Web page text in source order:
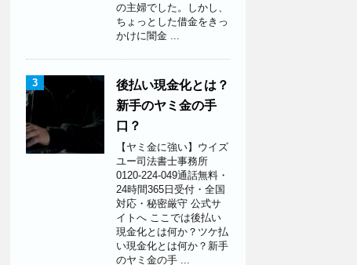
の主婦でした。しかし、
ちょっとした借金をきっ
かけに闇金 ...
3
後払い現金化とは？
新手のヤミ金の手
口？
【ヤミ金に強い】ウイズ
ユー司法書士事務所
0120-224-049通話無料・
24時間365日受付・全国
対応・秘密厳守 公式サ
イトへ ここでは後払い
現金化とは何か？ツケ払
い現金化とは何か？新手
のヤミ金の手 ...